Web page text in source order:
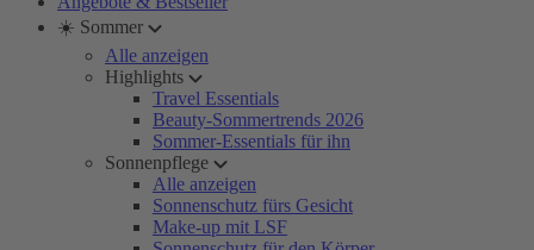
☀️ Sommer
Alle anzeigen
Highlights
Travel Essentials
Beauty-Sommertrends 2026
Sommer-Essentials für ihn
Sonnenpflege
Alle anzeigen
Sonnenschutz fürs Gesicht
Make-up mit LSF